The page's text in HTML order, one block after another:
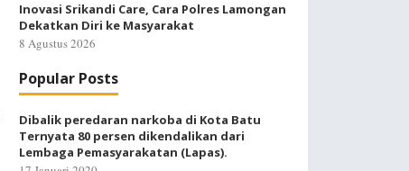
Inovasi Srikandi Care, Cara Polres Lamongan
Dekatkan Diri ke Masyarakat
8 Agustus 2026
Popular Posts
Dibalik peredaran narkoba di Kota Batu
Ternyata 80 persen dikendalikan dari
Lembaga Pemasyarakatan (Lapas).